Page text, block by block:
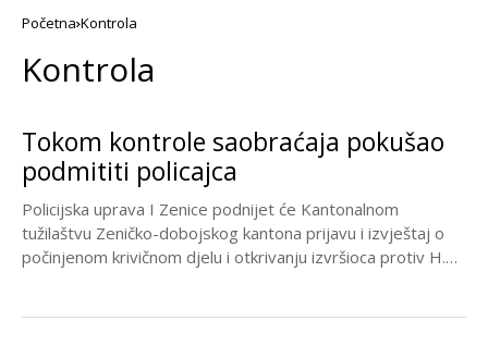
Početna Kontrola
Kontrola
Tokom kontrole saobraćaja pokušao
podmititi policajca
Policijska uprava I Zenice podnijet će Kantonalnom
tužilaštvu Zeničko-dobojskog kantona prijavu i izvještaj o
počinjenom krivičnom djelu i otkrivanju izvršioca protiv H.V.,